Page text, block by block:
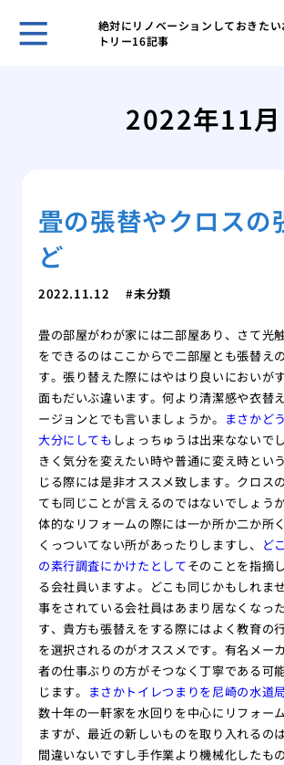
絶対にリノベーションしておきた
トリー16記事
2022年11月
畳の張替やクロスの
ど
2022.11.12 未分類
畳の部屋がわが家には二部屋あり、さて光
をできるのはここからで二部屋とも張替え
す。張り替えた際にはやはり良いにおいが
面もだいぶ違います。何より清潔感や衣替
ージョンとでも言いましょうか。 まさかど
大分にしても しょっちゅうは出来なないで
きく気分を変えたい時や普通に変え時とい
じる際には是非オススメ致します。クロス
ても同じことが言えるのではないでしょう
体的なリフォームの際には一か所か二か所
くっついてない所があったりしますし、 ど
の素行調査にかけたとしてそのことを指摘
る会社員いますよ。どこも同じかもしれま
事をされている会社員はあまり居なくなっ
す、貴方も張替えをする際にはよく教育の
を選択されるのがオススメです。有名メー
者の仕事ぶりの方がそつなく丁寧である可
じます。 まさかトイレつまりを尼崎の水道
数十年の一軒家を水回りを中心にリフォー
ますが、最近の新しいものを取り入れるの
間違いないですし手作業より機械化したも